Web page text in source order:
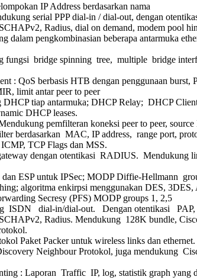
IP Address berdasarkan nama
serial PPP dial-in / dial-out, dengan
Radius, dial on demand, modem pool
dalam pengkombinasian beberapa antarmuka
fungsi bridge spinning tree, multiple bridge
: QoS berbasis HTB dengan penggunaan burst,
limit antar peer to peer
DHCP tiap antarmuka; DHCP Relay; DHCP
DHCP leases.
pemfilteran koneksi peer to peer,
berdasarkan MAC, IP address, range port,
TCP Flags dan MSS.
dengan otentikasi RADIUS. Mendukung
ESP untuk IPSec; MODP Diffie-Hellmann
algoritma enkirpsi menggunakan DES,
Secresy (PFS) MODP groups 1, 2,5
ISDN dial-in/dial-out. Dengan otentikasi
Radius. Mendukung 128K bundle,
Paket Packer untuk wireless links dan ethernet.
Neighbour Protokol, juga mendukung
: Laporan Traffic IP, log, statistik graph yang